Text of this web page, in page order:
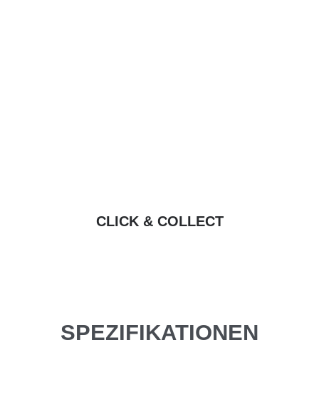
CLICK & COLLECT
SPEZIFIKATIONEN